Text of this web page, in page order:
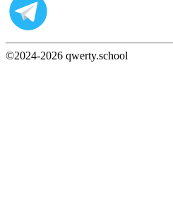
©2024-2026 qwerty.school